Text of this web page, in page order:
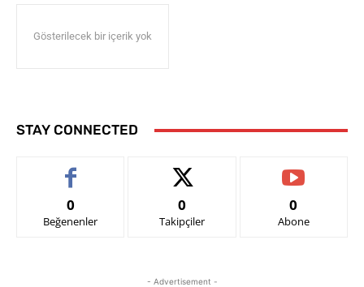
Gösterilecek bir içerik yok
STAY CONNECTED
0
Beğenenler
0
Takipçiler
0
Abone
- Advertisement -